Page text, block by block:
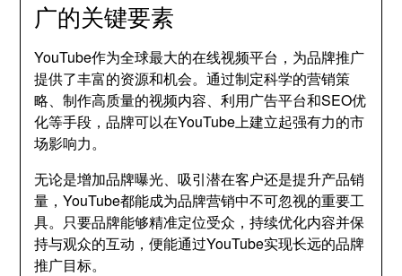
广的关键要素
YouTube作为全球最大的在线视频平台，为品牌推广
提供了丰富的资源和机会。通过制定科学的营销策
略、制作高质量的视频内容、利用广告平台和SEO优
化等手段，品牌可以在YouTube上建立起强有力的市
场影响力。
无论是增加品牌曝光、吸引潜在客户还是提升产品销
量，YouTube都能成为品牌营销中不可忽视的重要工
具。只要品牌能够精准定位受众，持续优化内容并保
持与观众的互动，便能通过YouTube实现长远的品牌
推广目标。